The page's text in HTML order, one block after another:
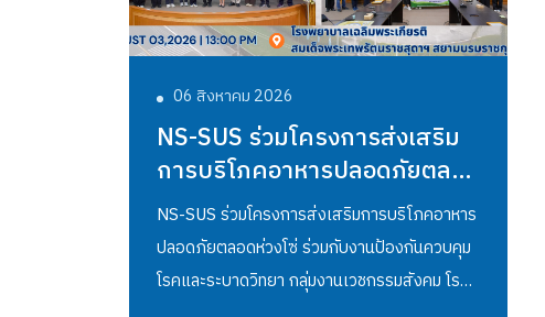
06 สิงหาคม 2026
NS-SUS ร่วมโครงการส่งเสริม
การบริโภคอาหารปลอดภัยตลอด
ห่วงโซ่
NS-SUS ร่วมโครงการส่งเสริมการบริโภคอาหาร
ปลอดภัยตลอดห่วงโซ่ ร่วมกับงานป้องกันควบคุม
โรคและระบาดวิทยา กลุ่มงานเวชกรรมสังคม โรง